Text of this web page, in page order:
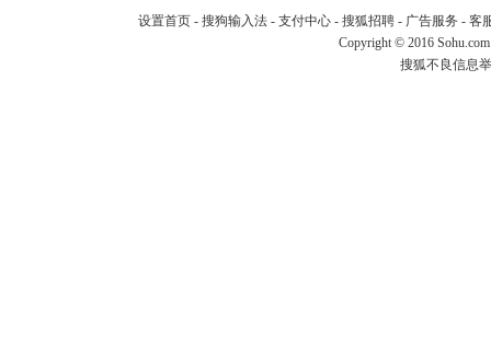
设置首页- 搜狗输入法- 支付中心- 搜狐招聘- 广告服务 - 客
Copyright © 2016
搜狐不良信息